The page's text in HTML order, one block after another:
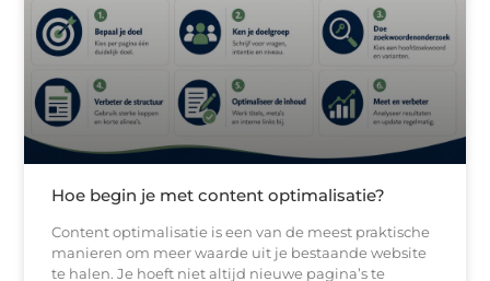
Hoe begin je met content optimalisatie?
Content optimalisatie is een van de meest praktische
manieren om meer waarde uit je bestaande website
te halen. Je hoeft niet altijd nieuwe pagina’s te